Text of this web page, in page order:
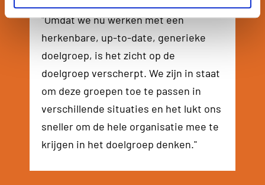
Head of digital marketing
"Omdat we nu werken met een
herkenbare, up-to-date, generieke
doelgroep, is het zicht op de
doelgroep verscherpt. We zijn in staat
om deze groepen toe te passen in
verschillende situaties en het lukt ons
sneller om de hele organisatie mee te
krijgen in het doelgroep denken."